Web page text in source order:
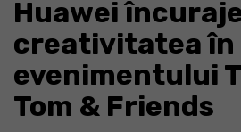
Huawei
creativitatea în
evenimentului
Tom & Friends